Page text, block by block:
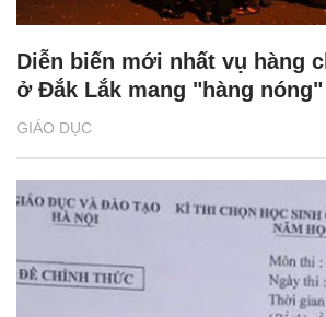
GIÁO DỤC
Diễn biến mới nhất vụ hàng
ở Đắk Lắk mang "hàng